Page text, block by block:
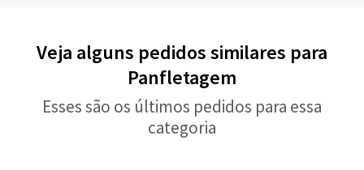
Veja alguns pedidos similares para
Panfletagem
Esses são os últimos pedidos para essa
categoria